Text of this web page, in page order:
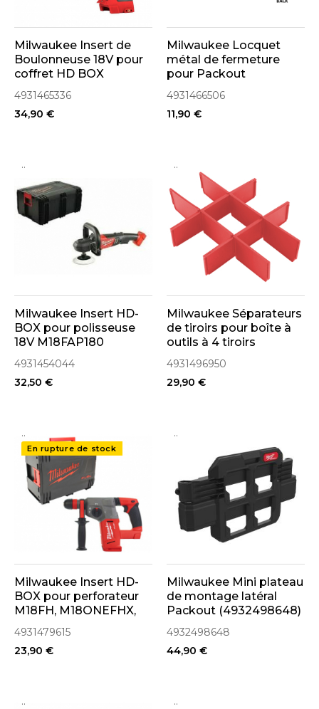
Milwaukee Insert de
Boulonneuse 18V pour
coffret HD BOX
(4931465336)
4931465336
34,90 €
Milwaukee Locquet
métal de fermeture
pour Packout
(4931466506)
4931466506
11,90 €
..
Milwaukee Insert HD-
BOX pour polisseuse
18V M18FAP180
(4931454044)
4931454044
32,50 €
..
Milwaukee Séparateurs
de tiroirs pour boîte à
outils à 4 tiroirs
Packout (4931496950)
4931496950
29,90 €
..
En rupture de stock
Milwaukee Insert HD-
BOX pour perforateur
M18FH, M18ONEFHX,
M18FHX (4931479615)
4931479615
23,90 €
..
Milwaukee Mini plateau
de montage latéral
Packout (4932498648)
4932498648
44,90 €
.. ..